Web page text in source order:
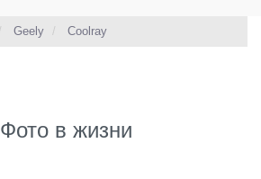
Geely Coolray
Фото в жизни